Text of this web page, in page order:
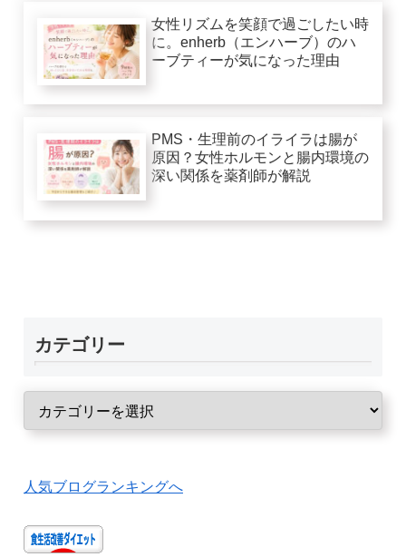
女性リズムを笑顔で過ごしたい時
に。enherb（エンハーブ）のハ
ーブティーが気になった理由
PMS・生理前のイライラは腸が
原因？女性ホルモンと腸内環境の
深い関係を薬剤師が解説
カテゴリー
人気ブログランキングへ